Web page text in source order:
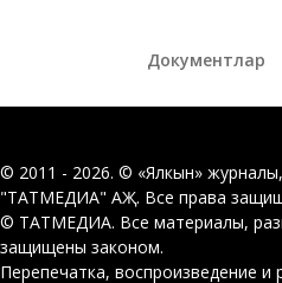
Документлар
© 2011 - 2026. © «Ялкын» журналы,
"ТАТМЕДИА" АҖ. Все права
© ТАТМЕДИА. Все материалы,
защищены законом.
Перепечатка, воспроизведение